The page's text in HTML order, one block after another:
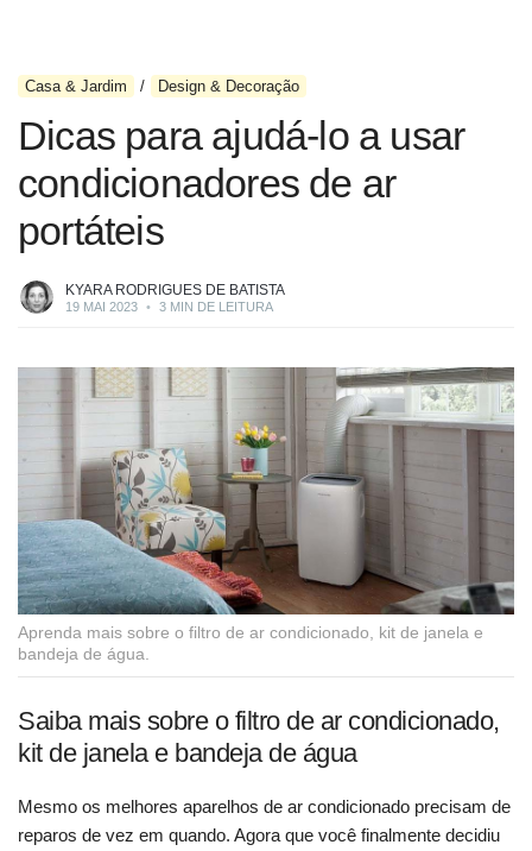
Casa & Jardim Design & Decoração
Dicas para ajudá-lo a usar
condicionadores de ar
portáteis
KYARA RODRIGUES DE BATISTA
19 MAI 2023 • 3 MIN DE LEITURA
Aprenda mais sobre o filtro de ar condicionado, kit de janela e
bandeja de água.
Saiba mais sobre o filtro de ar condicionado,
kit de janela e bandeja de água
Mesmo os melhores aparelhos de ar condicionado precisam de
reparos de vez em quando. Agora que você finalmente decidiu